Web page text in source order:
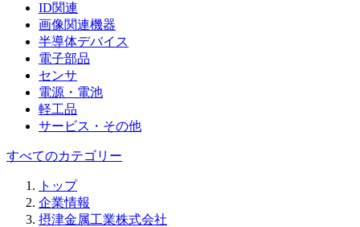
ID関連
画像関連機器
半導体デバイス
電子部品
センサ
電源・電池
軽工品
サービス・その他
すべてのカテゴリー
トップ
企業情報
摂津金属工業株式会社